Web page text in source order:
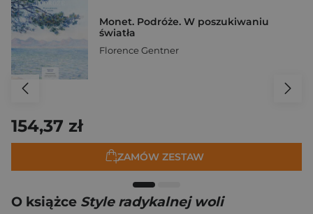
Monet. Podróże. W poszukiwaniu
światła
Florence Gentner
154,37 zł
ZAMÓW ZESTAW
O książce Style radykalnej woli